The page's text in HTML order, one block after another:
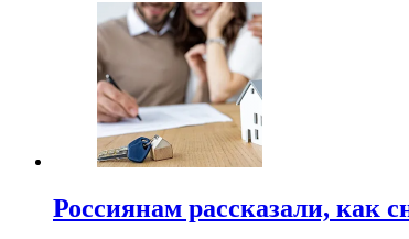
Россиянам рассказали, как